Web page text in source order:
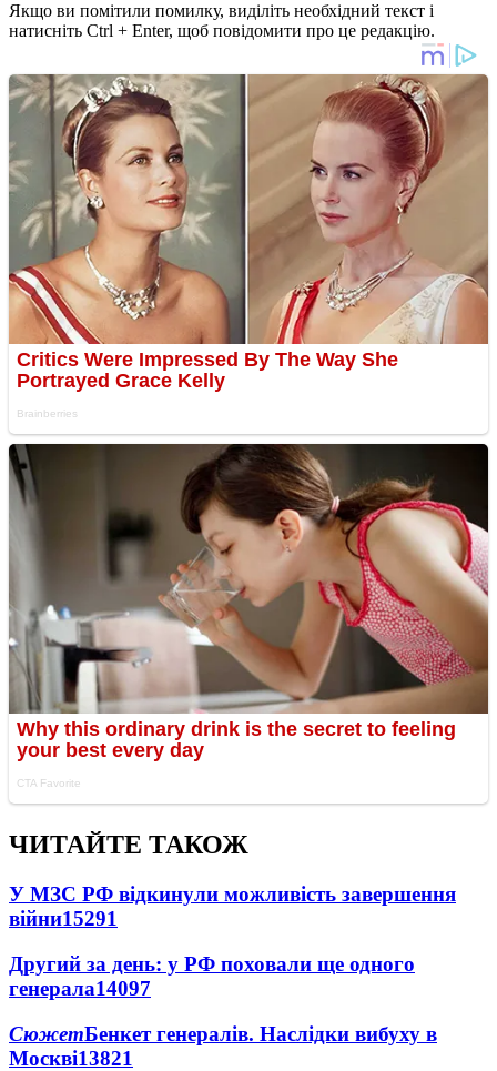
Якщо ви помітили помилку, виділіть необхідний текст і
натисніть Ctrl + Enter, щоб повідомити про це редакцію.
ЧИТАЙТЕ ТАКОЖ
У МЗС РФ відкинули можливість завершення
війни15291
Другий за день: у РФ поховали ще одного
генерала14097
СюжетБенкет генералів. Наслідки вибуху в
Москві13821